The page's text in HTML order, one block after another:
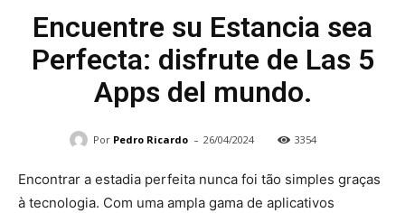
Encuentre su Estancia sea
Perfecta: disfrute de Las 5
Apps del mundo.
Por Pedro Ricardo - 26/04/2024 3354
Encontrar a estadia perfeita nunca foi tão simples graças
à tecnologia. Com uma ampla gama de aplicativos